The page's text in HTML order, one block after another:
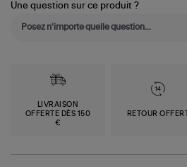
Une question sur ce produit ?
LIVRAISON
OFFERTE DÈS 150
€
RETOUR OFFERT